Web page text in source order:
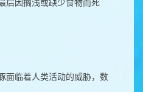
后因搁浅或缺少食物而死
面临着人类活动的威胁，数